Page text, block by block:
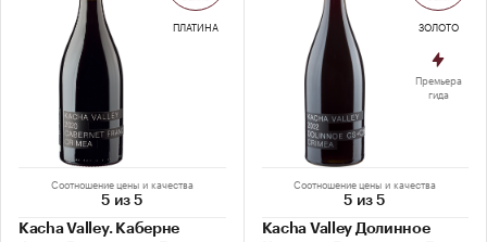
Соотношение цены и качества
5 из 5
Kacha Valley. Каберне
ПЛАТИНА
Соотношение цены и качества
5 из 5
Kacha Valley Долинное
ЗОЛОТО
Премьера
гида